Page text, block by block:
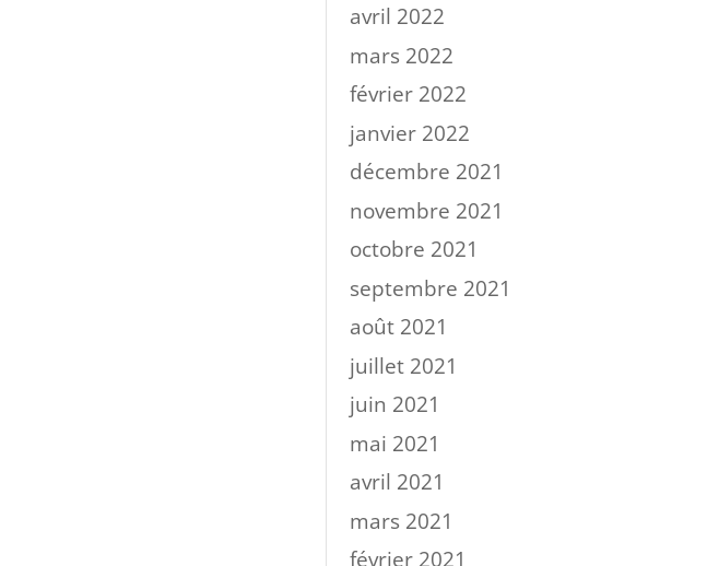
avril 2022
mars 2022
février 2022
janvier 2022
décembre 2021
novembre 2021
octobre 2021
septembre 2021
août 2021
juillet 2021
juin 2021
mai 2021
avril 2021
mars 2021
février 2021